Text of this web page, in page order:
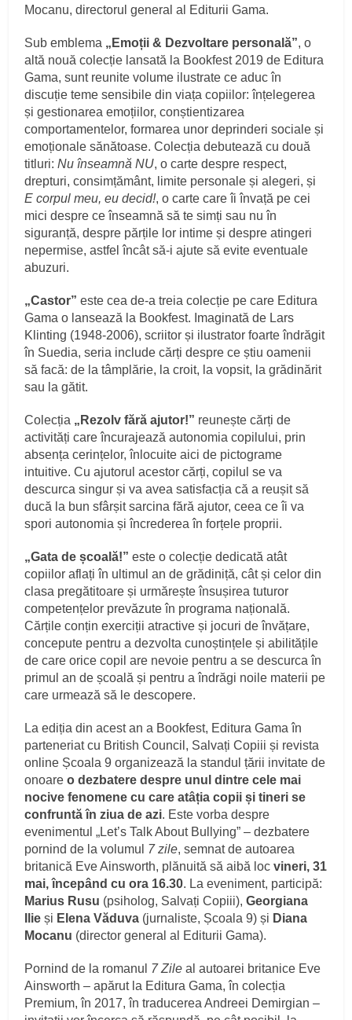
Mocanu, directorul general al Editurii Gama.
Sub emblema „Emoții & Dezvoltare personală”, o
altă nouă colecție lansată la Bookfest 2019 de Editura
Gama, sunt reunite volume ilustrate ce aduc în
discuție teme sensibile din viața copiilor: înțelegerea
și gestionarea emoțiilor, conștientizarea
comportamentelor, formarea unor deprinderi sociale și
emoționale sănătoase. Colecția debutează cu două
titluri:Nu înseamnă NU, o carte despre respect,
drepturi, consimțământ, limite personale și alegeri, și
E corpul meu, eu decid!, o carte care îi învață pe cei
mici despre ce înseamnă să te simți sau nu în
siguranță, despre părțile lor intime și despre atingeri
nepermise, astfel încât să-i ajute să evite eventuale
abuzuri.
„Castor” este cea de-a treia colecție pe care Editura
Gama o lansează la Bookfest. Imaginată de Lars
Klinting (1948-2006), scriitor și ilustrator foarte îndrăgit
în Suedia, seria include cărți despre ce știu oamenii
să facă: de la tâmplărie, la croit, la vopsit, la grădinărit
sau la gătit.
Colecția „Rezolv fără ajutor!” reunește cărți de
activități care încurajează autonomia copilului, prin
absența cerințelor, înlocuite aici de pictograme
intuitive. Cu ajutorul acestor cărți, copilul se va
descurca singur și va avea satisfacția că a reușit să
ducă la bun sfârșit sarcina fără ajutor, ceea ce îi va
spori autonomia și încrederea în forțele proprii.
„Gata de școală!” este o colecție dedicată atât
copiilor aflați în ultimul an de grădiniță, cât și celor din
clasa pregătitoare și urmărește însușirea tuturor
competențelor prevăzute în programa națională.
Cărțile conțin exerciții atractive și jocuri de învățare,
concepute pentru a dezvolta cunoștințele și abilitățile
de care orice copil are nevoie pentru a se descurca în
primul an de școală și pentru a îndrăgi noile materii pe
care urmează să le descopere.
La ediția din acest an a Bookfest, Editura Gama în
parteneriat cu British Council, Salvați Copiii și revista
online Școala 9 organizează la standul țării invitate de
onoareo dezbatere despre unul dintre cele mai
nocive fenomene cu care atâția copii și tineri se
confruntă în ziua de azi. Este vorba despre
evenimentul „Let’s Talk About Bullying” – dezbatere
pornind de la volumul 7 zile, semnat de autoarea
britanică Eve Ainsworth, plănuită să aibă locvineri, 31
mai, începând cu ora 16.30. La eveniment, participă:
Marius Rusu (psiholog, Salvați Copiii),Georgiana
Ilieși Elena Văduva (jurnaliste, Școala 9) și Diana
Mocanu (director general al Editurii Gama).
Pornind de la romanul 7 Zileal autoarei britanice Eve
Ainsworth – apărut la Editura Gama, în colecția
Premium, în 2017, în traducerea Andreei Demirgian –